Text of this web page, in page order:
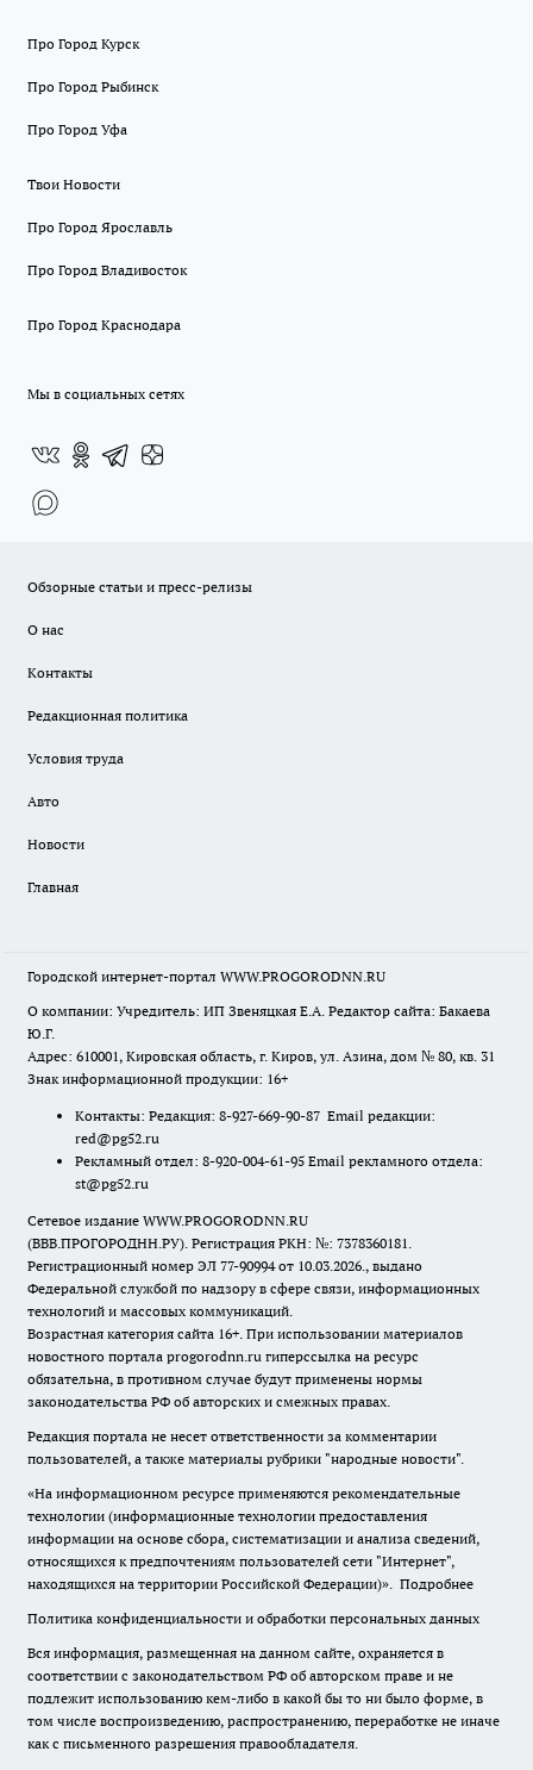
Про Город Курск
Про Город Рыбинск
Про Город Уфа
Твои Новости
Про Город Ярославль
Про Город Владивосток
Про Город Краснодара
Мы в социальных сетях
Обзорные статьи и пресс-релизы
О нас
Контакты
Редакционная политика
Условия труда
Авто
Новости
Главная
Городской интернет-портал WWW.PROGORODNN.RU
О компании: Учредитель: ИП Звеняцкая Е.А. Редактор сайта: Бакаева
Ю.Г.
Адрес: 610001, Кировская область, г. Киров, ул. Азина, дом № 80, кв. 31
Знак информационной продукции: 16+
Контакты: Редакция: 8-927-669-90-87 Email редакции:
red@pg52.ru
Рекламный отдел: 8-920-004-61-95 Email рекламного отдела:
st@pg52.ru
Сетевое издание WWW.PROGORODNN.RU
(ВВВ.ПРОГОРОДНН.РУ). Регистрация РКН: №: 7378360181.
Регистрационный номер ЭЛ 77-90994 от 10.03.2026., выдано
Федеральной службой по надзору в сфере связи, информационных
технологий и массовых коммуникаций.
Возрастная категория сайта 16+. При использовании материалов
новостного портала progorodnn.ru гиперссылка на ресурс
обязательна, в противном случае будут применены нормы
законодательства РФ об авторских и смежных правах.
Редакция портала не несет ответственности за комментарии
пользователей, а также материалы рубрики "народные новости".
«На информационном ресурсе применяются рекомендательные
технологии (информационные технологии предоставления
информации на основе сбора, систематизации и анализа сведений,
относящихся к предпочтениям пользователей сети "Интернет",
находящихся на территории Российской Федерации)». Подробнее
Политика конфиденциальности и обработки персональных данных
Вся информация, размещенная на данном сайте, охраняется в
соответствии с законодательством РФ об авторском праве и не
подлежит использованию кем-либо в какой бы то ни было форме, в
том числе воспроизведению, распространению, переработке не иначе
как с письменного разрешения правообладателя.